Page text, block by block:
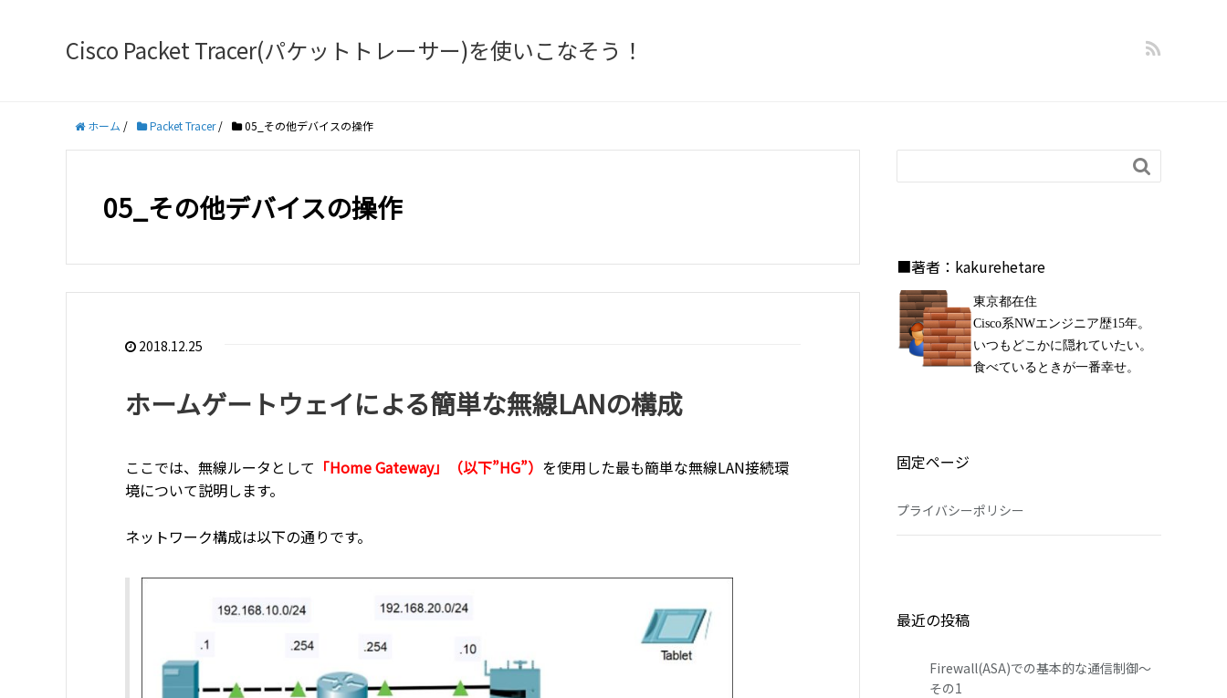
Cisco Packet Tracer(パケットトレーサー)を使いこなそう！
ホーム / Packet Tracer/ 05_その他デバイスの操作
05_その他デバイスの操作
2018.12.25
ホームゲートウェイによる簡単な無線LANの構成
ここでは、無線ルータとして 「Home Gateway」（以下”HG”） を使用した最も簡単な無線LAN接続環
境について説明します。
ネットワーク構成は以下の通りです。

■著者：kakurehetare
東京都在住
Cisco系NWエンジニア歴15年。
いつもどこかに隠れていたい。
食べているときが一番幸せ。
固定ページ
プライバシーポリシー
最近の投稿
Firewall(ASA)での基本的な通信制御～
その1